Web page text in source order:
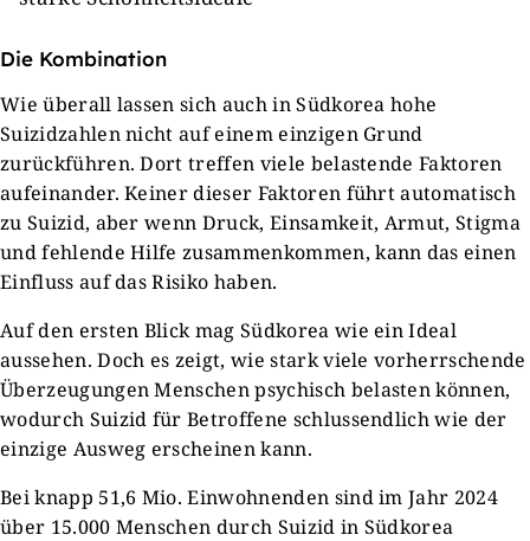
Die Kombination
Wie überall lassen sich auch in Südkorea hohe
Suizidzahlen nicht auf einem einzigen Grund
zurückführen. Dort treffen viele belastende Faktoren
aufeinander. Keiner dieser Faktoren führt automatisch
zu Suizid, aber wenn Druck, Einsamkeit, Armut, Stigma
und fehlende Hilfe zusammenkommen, kann das einen
Einfluss auf das Risiko haben.
Auf den ersten Blick mag Südkorea wie ein Ideal
aussehen. Doch es zeigt, wie stark viele vorherrschende
Überzeugungen Menschen psychisch belasten können,
wodurch Suizid für Betroffene schlussendlich wie der
einzige Ausweg erscheinen kann.
Bei knapp 51,6 Mio. Einwohnenden sind im Jahr 2024
über 15.000 Menschen durch Suizid in Südkorea